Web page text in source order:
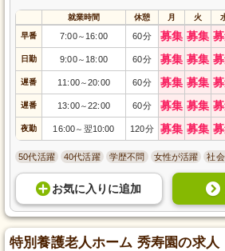
就業時間 休憩 月 火
早番 7:00～ 16:00 60分 募集 募集
日勤 9:00～ 18:00 60分 募集 募集
遅番 11:00～20:00 60分 募集 募集
遅番 13:00～22:00 60分 募集 募集
夜勤 16:00～ 翌10:00 120分 募集 募集
50代活躍 40代活躍 学歴不問 女性が活躍 社
お気に入り に追加
特別養護老人ホーム 秀寿園の求人